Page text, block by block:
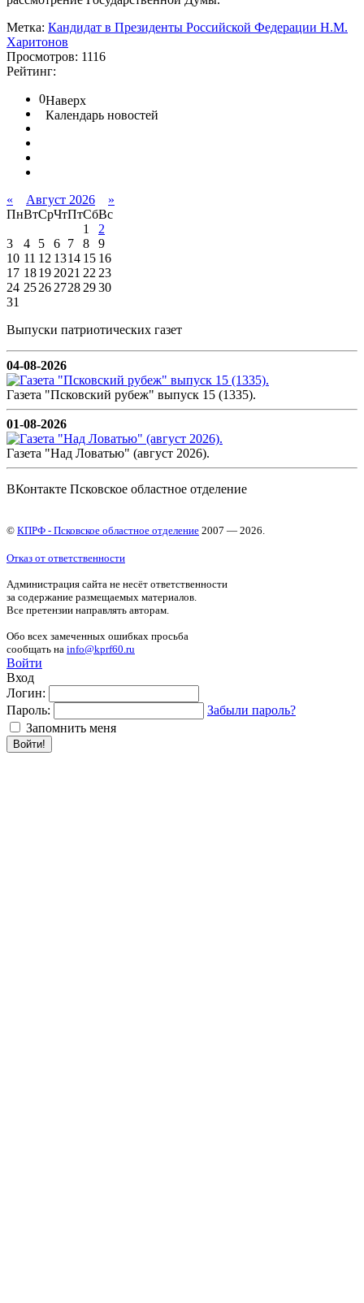
Метка: Кандидат в Президенты Российской Федерации Н.М.
Харитонов
Просмотров: 1116
Рейтинг:
0Наверх
Календарь новостей
« Август 2026
»
ПнВтСрЧтПтСбВс
1
2
3
4 5 6 7 8
9
10 11 12 1314 15 16
17 18192021 2223
24 252627282930
31
Выпуски патриотических газет
04-08-2026
Газета "Псковский рубеж" выпуск 15 (1335).
01-08-2026
Газета "Над Ловатью" (август 2026).
ВКонтакте Псковское областное отделение
© КПРФ - Псковское областное отделение 2007 — 2026.
Отказ от ответственности
Администрация сайта не несёт ответственности
за содержание размещаемых материалов.
Все претензии направлять авторам.
Обо всех замеченных ошибках просьба
сообщать на info@kprf60.ru
Войти
Вход
Логин:
Пароль:
Забыли пароль?
Запомнить меня